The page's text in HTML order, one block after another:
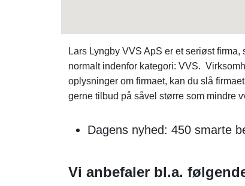
Lars Lyngby VVS ApS er et seriøst
normalt indenfor kategori: VVS.
oplysninger om firmaet, kan du slå
gerne tilbud på såvel større som mindre
Dagens nyhed: 450 smarte
Vi anbefaler bl.a.